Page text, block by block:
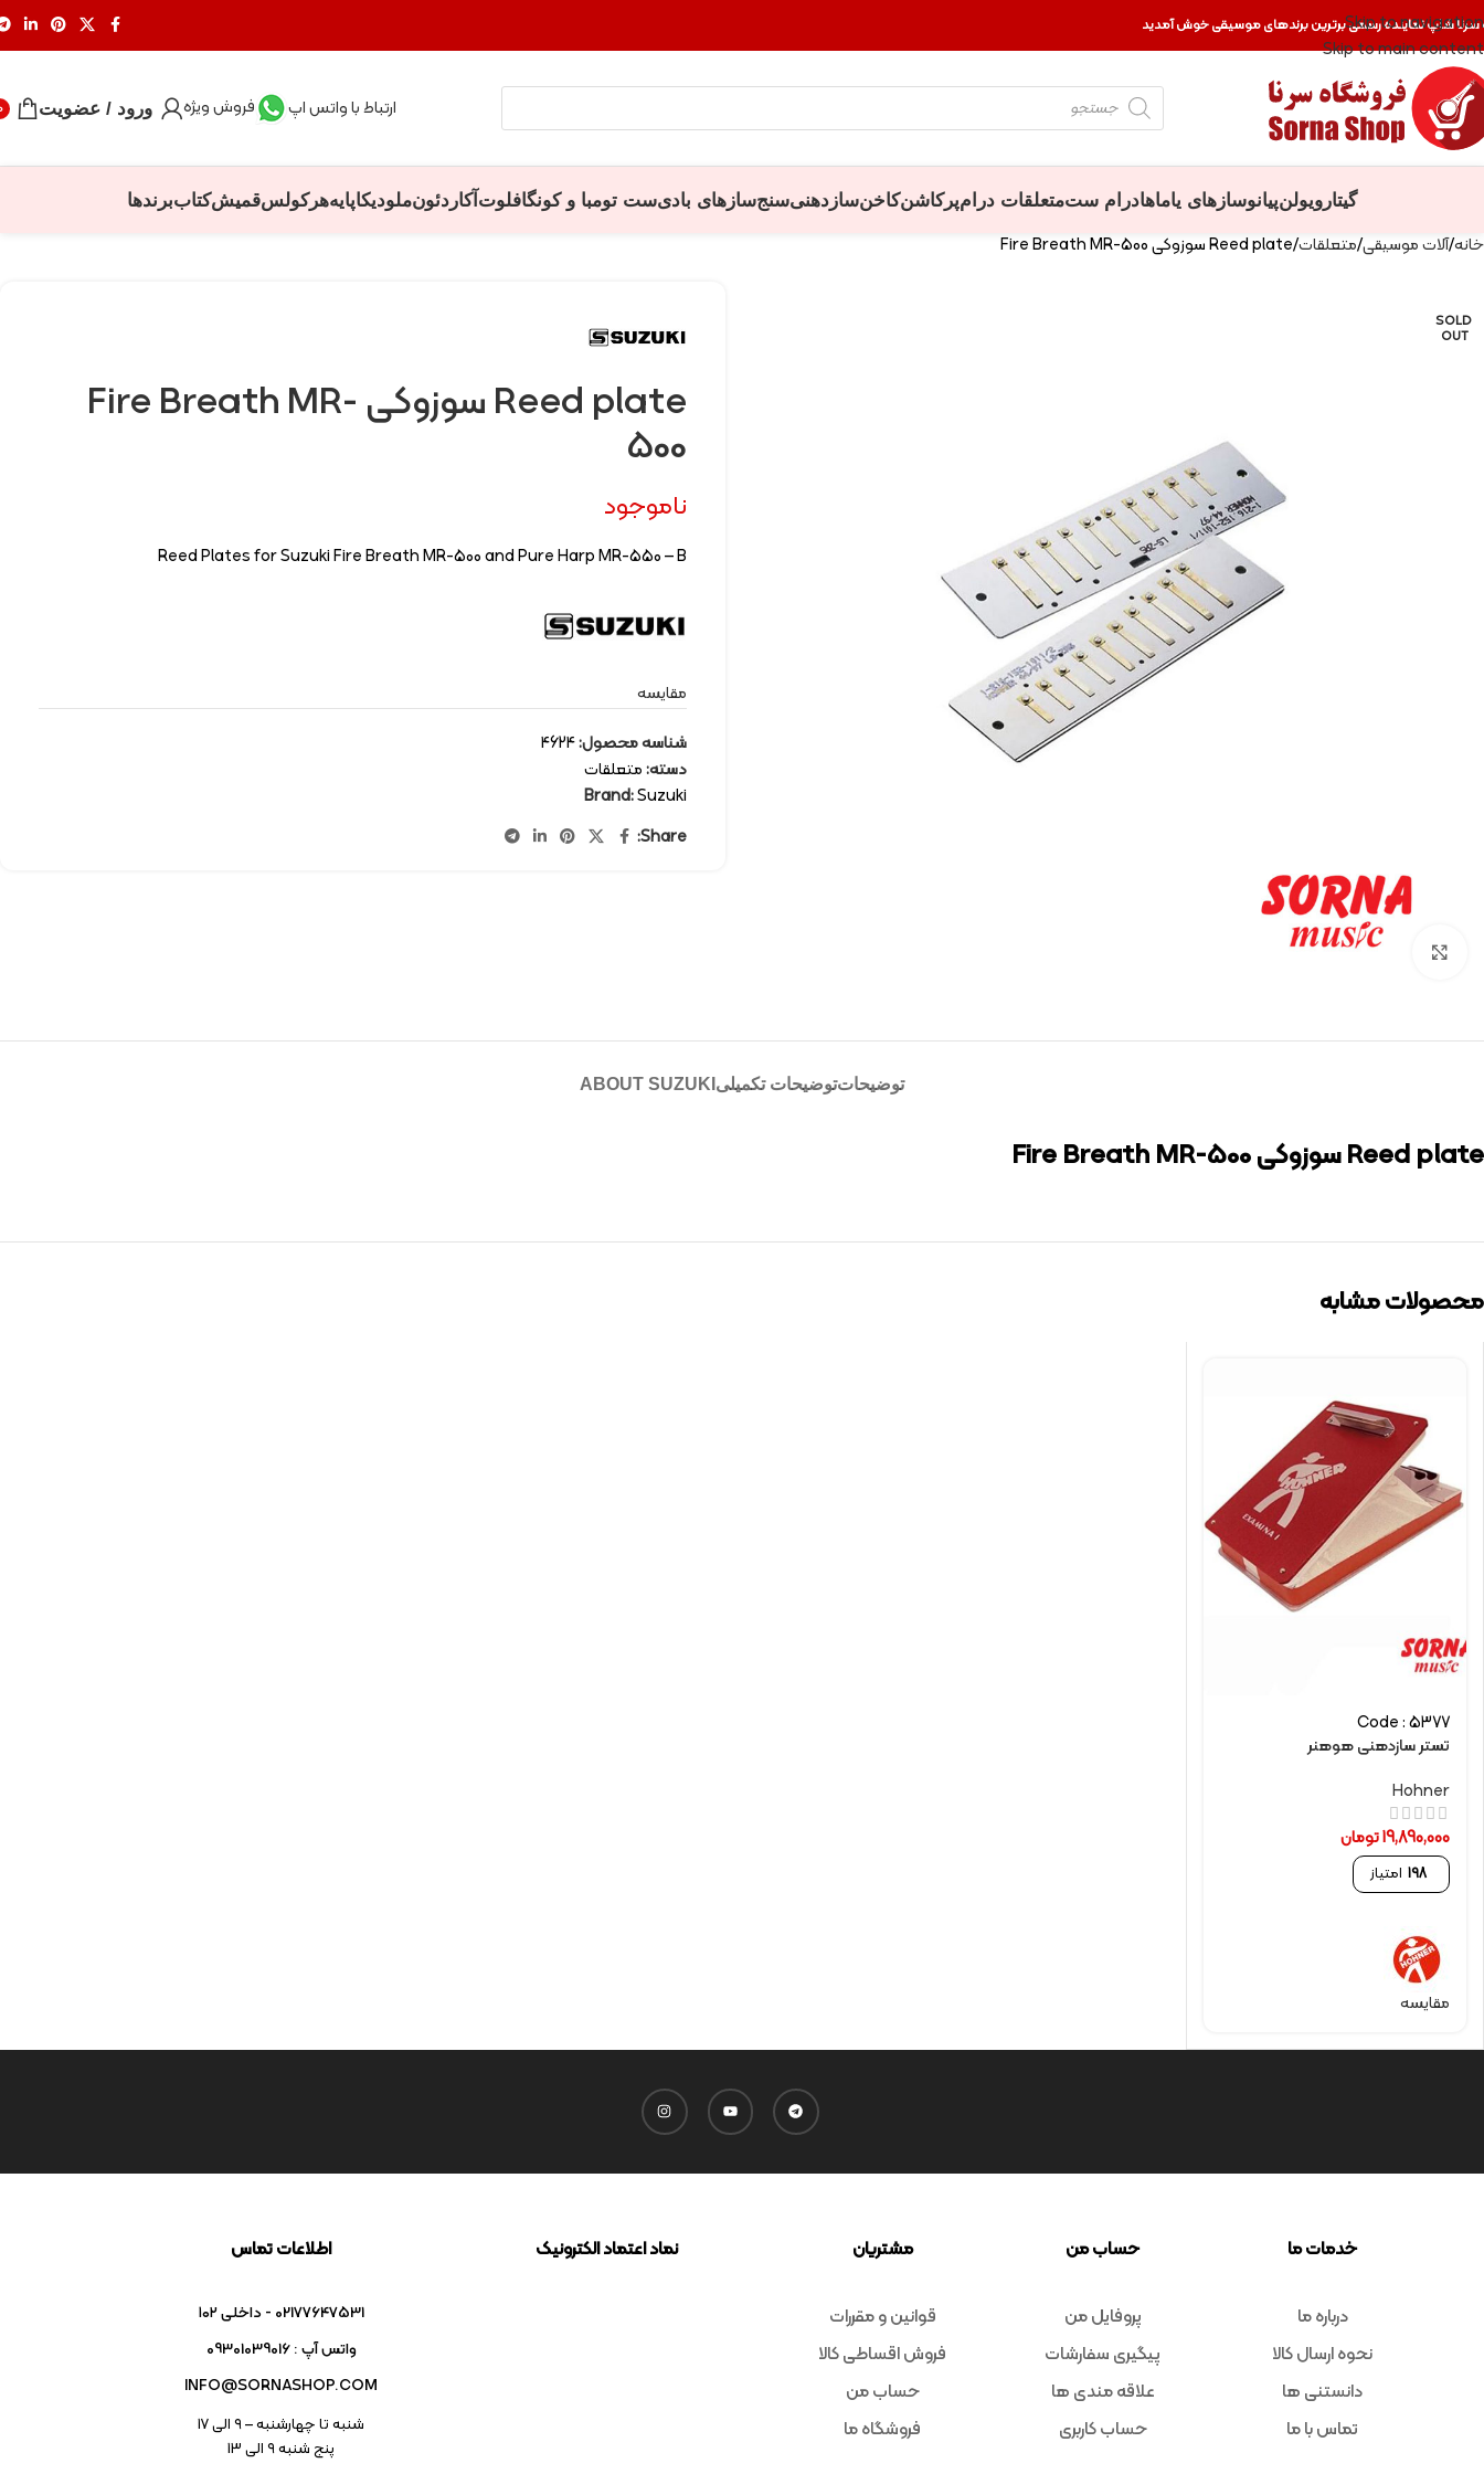
Skip to navigation
Skip to main content
سرنا شاپ نماینده رسمی برترین برندهای موسیقی خوش آمدید
ارتباط با واتس اپ فروش ویژه ورود / عضویت
گیتار ویولنپیانوسازهای یاماهادرام ستمتعلقات درامپرکاشنکاخنسازدهنیسنجسازهای بادیست تومبا و کونگافلوت آکاردئونملودیکاپایههرکولسقمیشکتاببرندها
خانه آلات موسیقی متعلقات Reed plate سوزوکی Fire Breath MR-500
SOLD
OUT
Click to enlarge
Reed plate سوزوکی Fire Breath MR-
500
ناموجود
Reed Plates for Suzuki Fire Breath MR-500 and Pure Harp MR-550 – B
مقایسه
شناسه محصول:4624
دسته:متعلقات
Brand:Suzuki
Share:
توضیحاتتوضیحات تکمیلی ABOUT SUZUKI
Reed plate سوزوکی Fire Breath MR-500
محصولات مشابه
Code : 5377
تستر سازدهنی هوهنر
Hohner
19,890,000تومان
198 امتیاز
مقایسه
خدمات ما
درباره ما
نحوه ارسال کالا
دانستنی ها
تماس با ما
حساب من
پروفایل من
پیگیری سفارشات
علاقه مندی ها
حساب کاربری
مشتریان
قوانین و مقررات
فروش اقساطی کالا
حساب من
فروشگاه ما
نماد اعتماد الکترونیک اطلاعات تماس
02177647531 - داخلی ۱۰۲
واتس آپ : 09301039016
INFO@SORNASHOP.COM
شنبه تا چهارشنبه – ۹ الی 17
پنج شنبه ۹ الی 13